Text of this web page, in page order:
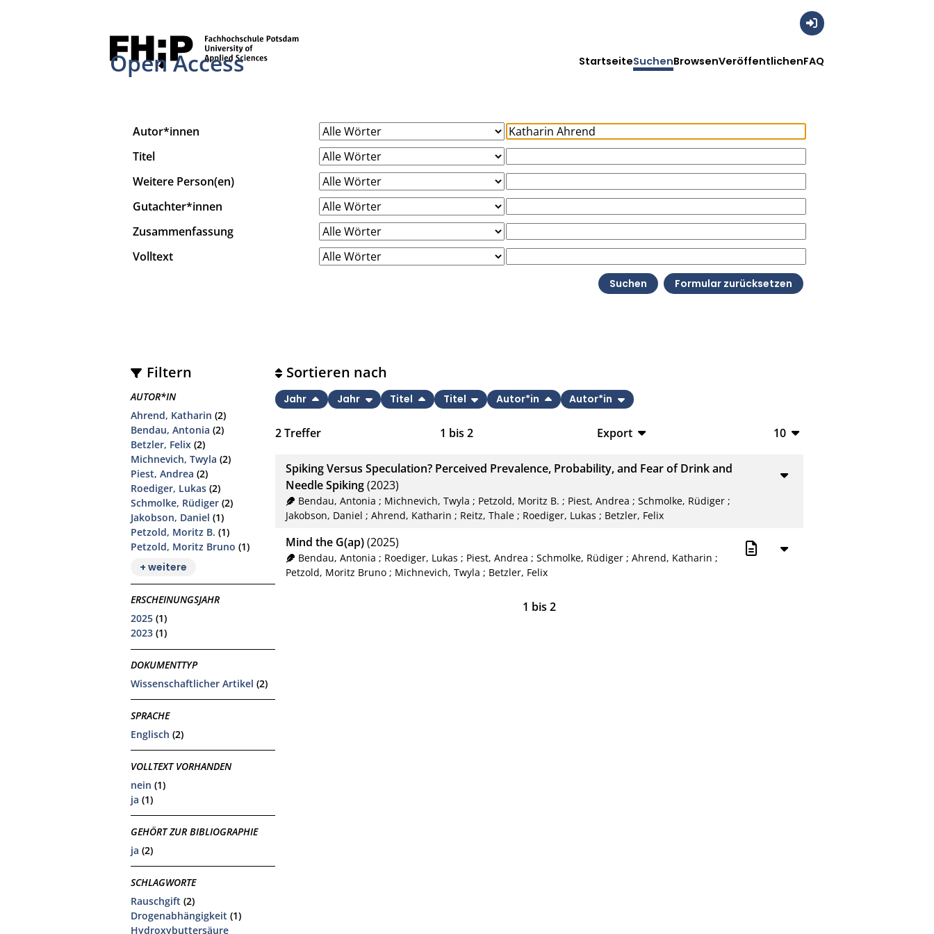
Open Access StartseiteSuchenBrowsenVeröffentlichenFAQ
Autor*innen
Titel
Weitere Person(en)
Gutachter*innen
Zusammenfassung
Volltext
Filtern
AUTOR*IN
Ahrend, Katharin (2)
Bendau, Antonia (2)
Betzler, Felix (2)
Michnevich, Twyla (2)
Piest, Andrea (2)
Roediger, Lukas (2)
Schmolke, Rüdiger (2)
Jakobson, Daniel (1)
Petzold, Moritz B. (1)
Petzold, Moritz Bruno (1)
+ weitere
ERSCHEINUNGSJAHR
2025 (1)
2023 (1)
DOKUMENTTYP
Wissenschaftlicher Artikel (2)
SPRACHE
Englisch (2)
VOLLTEXT VORHANDEN
nein (1)
ja (1)
GEHÖRT ZUR BIBLIOGRAPHIE
ja (2)
SCHLAGWORTE
Rauschgift (2)
Drogenabhängigkeit (1)
Hydroxybuttersäure
2Treffer 1 bis2
Export
RIS
10
20
Sortieren nach
Jahr Jahr Titel Titel Autor*in Autor*in
Spiking Versus Speculation? Perceived Prevalence, Probability, and Fear of Drink and
Needle Spiking(2023)
Bendau, Antonia ; Michnevich, Twyla ; Petzold, Moritz B. ; Piest, Andrea ;Schmolke, Rüdiger ;
Jakobson, Daniel ; Ahrend, Katharin ; Reitz, Thale; Roediger, Lukas ; Betzler, Felix
Mind the G(ap)(2025)
Bendau, Antonia ; Roediger, Lukas ; Piest, Andrea ;Schmolke, Rüdiger ;Ahrend, Katharin ;
Petzold, Moritz Bruno; Michnevich, Twyla ; Betzler, Felix
1 bis 2